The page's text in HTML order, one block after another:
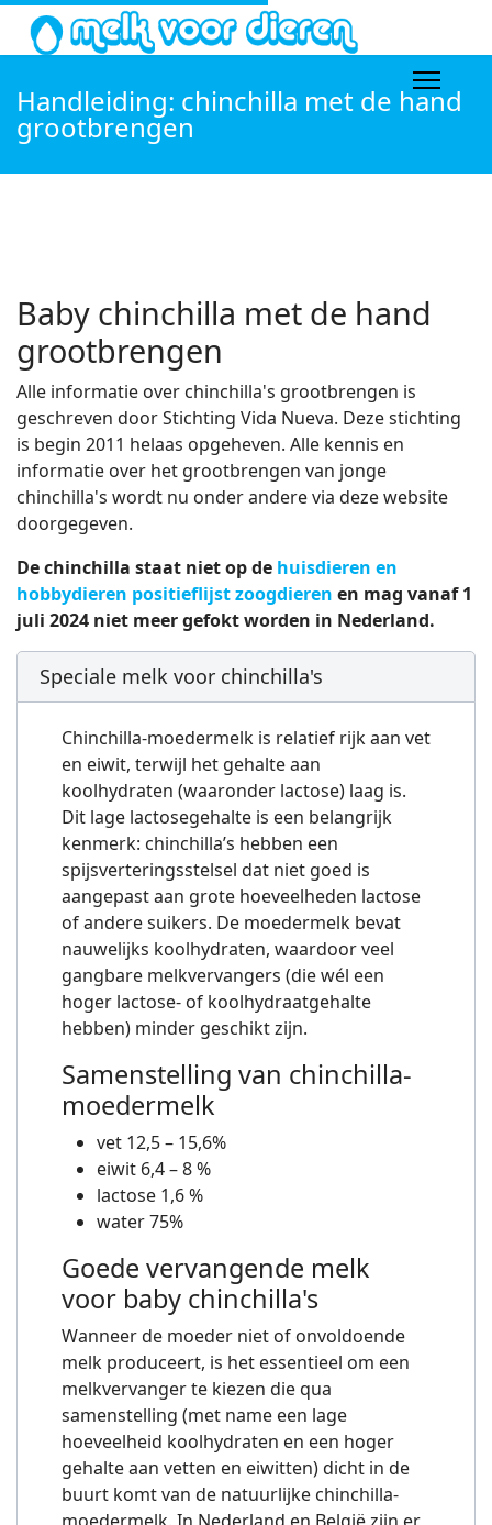
Handleiding: chinchilla met de hand
grootbrengen
Baby chinchilla met de hand
grootbrengen
Alle informatie over chinchilla's grootbrengen is
geschreven door Stichting Vida Nueva. Deze stichting
is begin 2011 helaas opgeheven. Alle kennis en
informatie over het grootbrengen van jonge
chinchilla's wordt nu onder andere via deze website
doorgegeven.
De chinchilla staat niet op de huisdieren en
hobbydieren positieflijst zoogdieren en mag vanaf 1
juli 2024 niet meer gefokt worden in Nederland.
Speciale melk voor chinchilla's
Chinchilla-moedermelk is relatief rijk aan vet
en eiwit, terwijl het gehalte aan
koolhydraten (waaronder lactose) laag is.
Dit lage lactosegehalte is een belangrijk
kenmerk: chinchilla’s hebben een
spijsverteringsstelsel dat niet goed is
aangepast aan grote hoeveelheden lactose
of andere suikers. De moedermelk bevat
nauwelijks koolhydraten, waardoor veel
gangbare melkvervangers (die wél een
hoger lactose- of koolhydraatgehalte
hebben) minder geschikt zijn.
Samenstelling van chinchilla-
moedermelk
vet 12,5 – 15,6%
eiwit 6,4 – 8 %
lactose 1,6 %
water 75%
Goede vervangende melk
voor baby chinchilla's
Wanneer de moeder niet of onvoldoende
melk produceert, is het essentieel om een
melkvervanger te kiezen die qua
samenstelling (met name een lage
hoeveelheid koolhydraten en een hoger
gehalte aan vetten en eiwitten) dicht in de
buurt komt van de natuurlijke chinchilla-